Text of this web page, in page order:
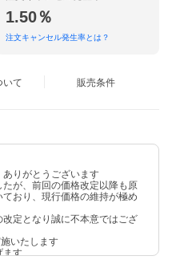
1.50％
注文キャンセル発生率とは？
いて 販売条件
りがとうございます
が、前回の価格改定以降も原
おり、現行価格の維持が極め
定となり誠に不本意ではござ
いたします
ます